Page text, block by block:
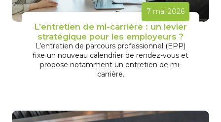
7 mai 2026
L’entretien de mi-carrière : un levier
stratégique pour les employeurs ?
L’entretien de parcours professionnel (EPP)
fixe un nouveau calendrier de rendez-vous et
propose notamment un entretien de mi-
carrière.